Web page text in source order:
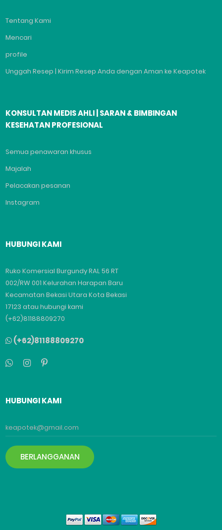
Tentang Kami
Mencari
profile
Unggah Resep | Kirim Resep Anda dengan Aman ke Keapotek
KONSULTAN MEDIS AHLI | SARAN & BIMBINGAN
KESEHATAN PROFESIONAL
Semua penawaran khusus
Majalah
Pelacakan pesanan
Instagram
HUBUNGI KAMI
Ruko Komersial Burgundy RAL 56 RT
002/RW 001 Kelurahan Harapan Baru
Kecamatan Bekasi Utara Kota Bekasi
17123 atau hubungi kami
(+62)81188809270
(+62)81188809270
HUBUNGI KAMI
BERLANGGANAN